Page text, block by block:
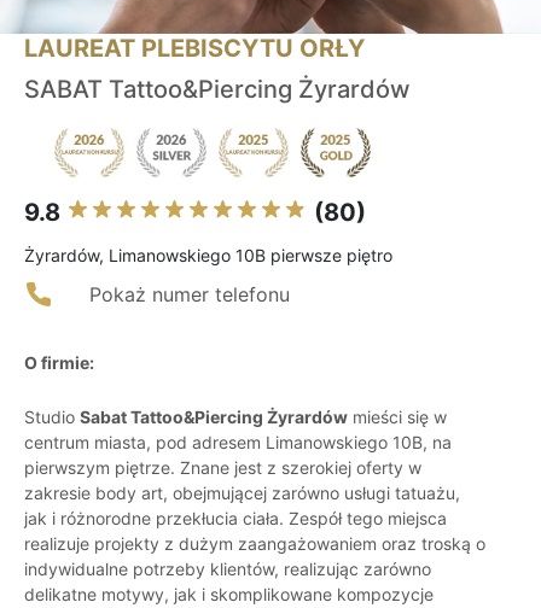
LAUREAT PLEBISCYTU ORŁY
SABAT Tattoo&Piercing Żyrardów
9.8 (80)
Żyrardów, Limanowskiego 10B pierwsze piętro
Pokaż numer telefonu
O firmie:
Studio Sabat Tattoo&Piercing Żyrardów mieści się w
centrum miasta, pod adresem Limanowskiego 10B, na
pierwszym piętrze. Znane jest z szerokiej oferty w
zakresie body art, obejmującej zarówno usługi tatuażu,
jak i różnorodne przekłucia ciała. Zespół tego miejsca
realizuje projekty z dużym zaangażowaniem oraz troską o
indywidualne potrzeby klientów, realizując zarówno
delikatne motywy, jak i skomplikowane kompozycje